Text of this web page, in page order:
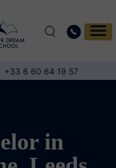
+33 6 60 64 19 57
in